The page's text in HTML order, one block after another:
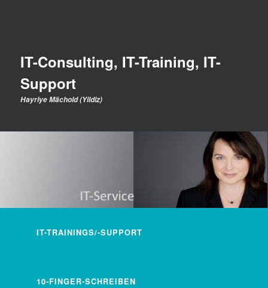
IT-Consulting, IT-Training, IT-
Support
Hayriye Mächold (Yildiz)
ZUM INHALT WECHSELN
IT-TRAININGS/-SUPPORT
10-FINGER-SCHREIBEN